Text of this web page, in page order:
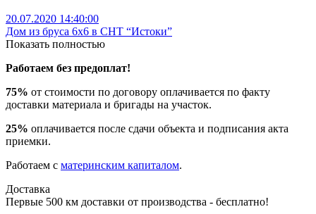
20.07.2020 14:40:00
Дом из бруса 6х6 в СНТ “Истоки”
Показать полностью
Работаем без предоплат!
75% от стоимости по договору оплачивается по факту
доставки материала и бригады на участок.
25% оплачивается после сдачи объекта и подписания акта
приемки.
Работаем с материнским капиталом.
Доставка
Первые 500 км доставки от производства - бесплатно!